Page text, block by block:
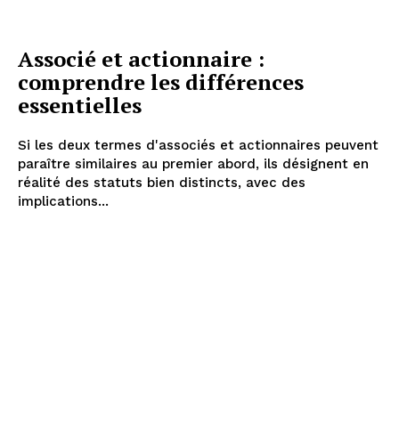
Associé et actionnaire :
comprendre les différences
essentielles
Si les deux termes d'associés et actionnaires peuvent
paraître similaires au premier abord, ils désignent en
réalité des statuts bien distincts, avec des
implications...